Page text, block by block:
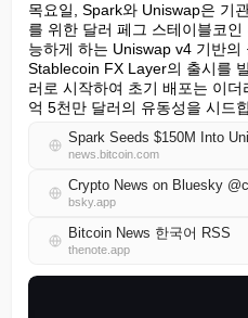
목요일, Spark와 Uniswap은 기
를 위한 달러 페그 스테이블코
능하게 하는 Uniswap v4 기반의
Stablecoin FX Layer의 출시를
러로 시작하여 초기 배포는 이
억 5천만 달러의 유동성을 시드
news.bitcoin.com
Crypto News on Bluesky
bsky.app
Bitcoin News 한국어 RSS
thenote.app